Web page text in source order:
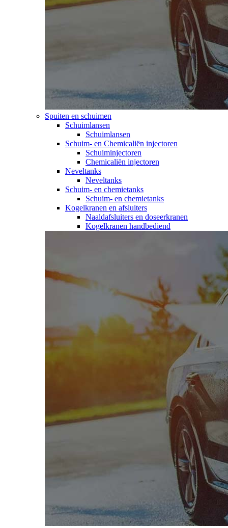
Spuiten en schuimen
Schuimlansen
Schuimlansen
Schuim- en Chemicaliën injectoren
Schuiminjectoren
Chemicaliën injectoren
Neveltanks
Neveltanks
Schuim- en chemietanks
Schuim- en chemietanks
Kogelkranen en afsluiters
Naaldafsluiters en doseerkranen
Kogelkranen handbediend